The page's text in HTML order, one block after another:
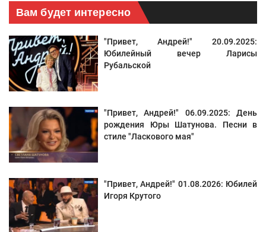
Вам будет интересно
"Привет, Андрей!" 20.09.2025:
Юбилейный вечер Ларисы
Рубальской
"Привет, Андрей!" 06.09.2025: День
рождения Юры Шатунова. Песни в
стиле "Ласкового мая"
"Привет, Андрей!" 01.08.2026: Юбилей
Игоря Крутого